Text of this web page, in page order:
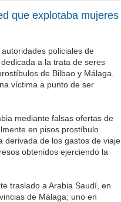
que explotaba mujeres
policiales de
a la trata de seres
de Bilbao y Málaga.
víctima a punto de ser
mediante falsas ofertas de
en pisos prostíbulo
derivada de los gastos de viaje
obtenidos ejerciendo la
traslado a Arabia Saudí, en
de Málaga; uno en